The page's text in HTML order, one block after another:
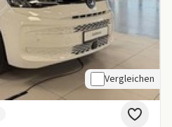
Vergleichen